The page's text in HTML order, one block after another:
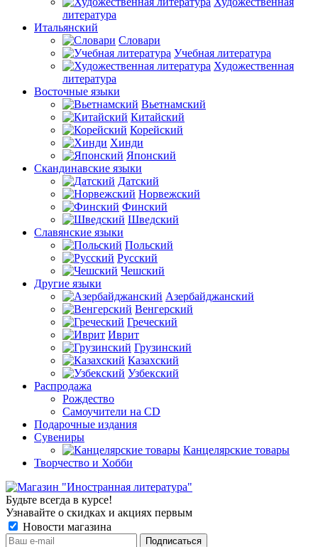
литература
Итальянский
Словари
Учебная литература
Художественная
литература
Восточные языки
Вьетнамский
Китайский
Корейский
Хинди
Японский
Скандинавские языки
Датский
Норвежский
Финский
Шведский
Славянские языки
Польский
Русский
Чешский
Другие языки
Азербайджанский
Венгерский
Греческий
Иврит
Грузинский
Казахский
Узбекский
Распродажа
Рождество
Самоучители на CD
Подарочные издания
Сувениры
Канцелярские товары
Творчество и Хобби
Будьте всегда в курсе!
Узнавайте о скидках и акциях первым
Новости магазина